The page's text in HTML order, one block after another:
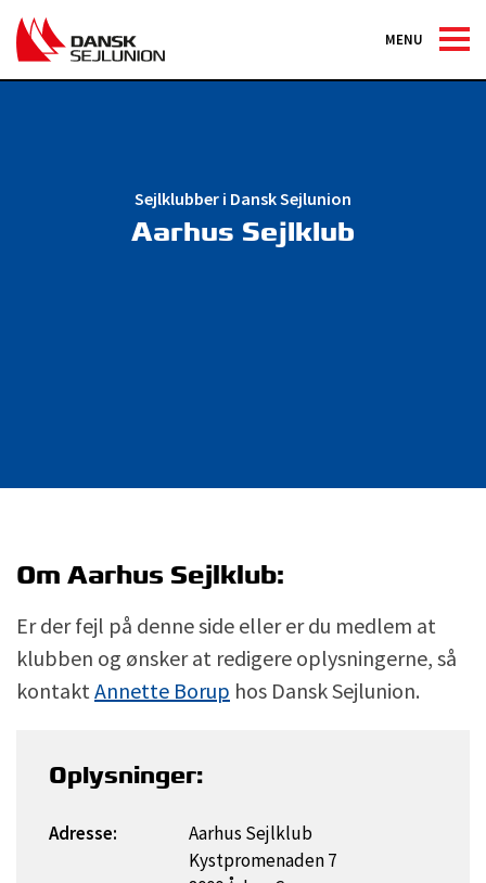
MENU
Sejlklubber i Dansk Sejlunion
Aarhus Sejlklub
Om Aarhus Sejlklub:
Er der fejl på denne side eller er du medlem at
klubben og ønsker at redigere oplysningerne, så
kontaktAnnette Borup hos Dansk Sejlunion.
Oplysninger:
Adresse:
Aarhus Sejlklub
Kystpromenaden 7